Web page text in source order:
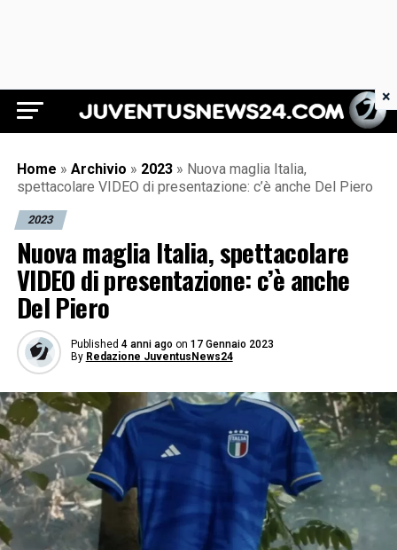
Juventus News 24
Home » Archivio » 2023 » Nuova maglia Italia,
spettacolare VIDEO di presentazione: c’è anche Del Piero
2023
Nuova maglia Italia, spettacolare
VIDEO di presentazione: c’è anche
Del Piero
Published 4 anni ago on 17 Gennaio 2023
By Redazione JuventusNews24
×